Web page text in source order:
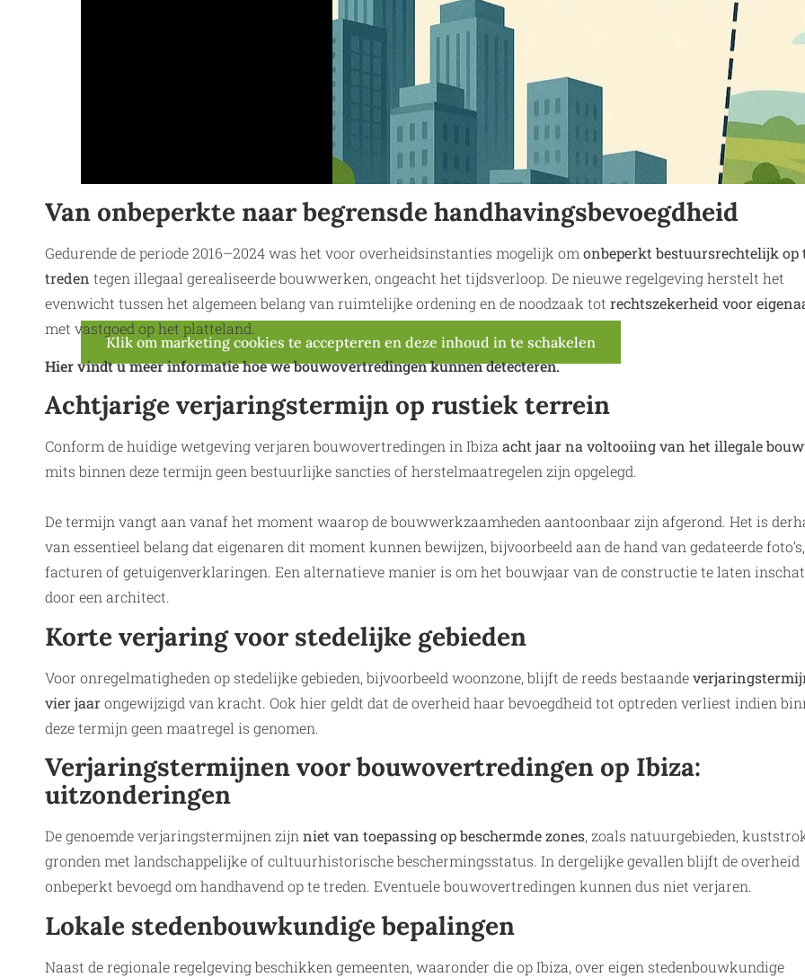
Klik om marketing cookies te accepteren en deze inhoud in te schakelen
Van onbeperkte naar begrensde handhavingsbevoegdheid
Gedurende de periode 2016–2024 was het voor overheidsinstanties mogelijk om onbeperkt bestuursrechtelijk op
treden tegen illegaal gerealiseerde bouwwerken, ongeacht het tijdsverloop. De nieuwe regelgeving herstelt het
evenwicht tussen het algemeen belang van ruimtelijke ordening en de noodzaak tot rechtszekerheid voor
met vastgoed op het platteland.
Hier vindt u meer informatie hoe we bouwovertredingen kunnen detecteren.
Achtjarige verjaringstermijn op rustiek terrein
Conform de huidige wetgeving verjaren bouwovertredingen in Ibizaacht jaar na voltooiing van het illegale
mits binnen deze termijn geen bestuurlijke sancties of herstelmaatregelen zijn opgelegd.
De termijn vangt aan vanaf het moment waarop de bouwwerkzaamheden aantoonbaar zijn afgerond. Het is
van essentieel belang dat eigenaren dit moment kunnen bewijzen, bijvoorbeeld aan de hand van gedateerde foto’s,
facturen of getuigenverklaringen. Een alternatieve manier is om het bouwjaar van de constructie te laten
door een architect.
Korte verjaring voor stedelijke gebieden
Voor onregelmatigheden op stedelijke gebieden, bijvoorbeeld woonzone, blijft de reeds bestaande
vier jaarongewijzigd van kracht. Ook hier geldt dat de overheid haar bevoegdheid tot optreden verliest indien
deze termijn geen maatregel is genomen.
Verjaringstermijnen voor bouwovertredingen op Ibiza:
uitzonderingen
De genoemde verjaringstermijnen zijn niet van toepassing op beschermde zones, zoals natuurgebieden,
gronden met landschappelijke of cultuurhistorische beschermingsstatus. In dergelijke gevallen blijft de overheid
onbeperkt bevoegd om handhavend op te treden. Eventuele bouwovertredingen kunnen dus niet verjaren.
Lokale stedenbouwkundige bepalingen
Naast de regionale regelgeving beschikken gemeenten, waaronder die op Ibiza, over eigen stedenbouwkundige